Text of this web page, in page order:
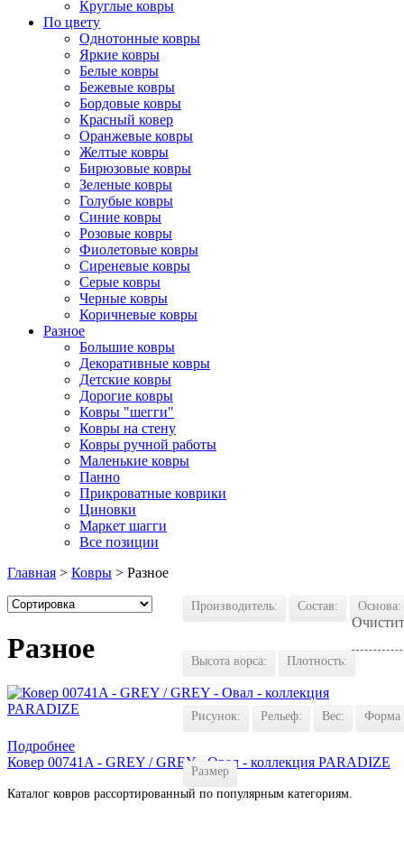
Круглые ковры
По цвету
Однотонные ковры
Яркие ковры
Белые ковры
Бежевые ковры
Бордовые ковры
Красный ковер
Оранжевые ковры
Желтые ковры
Бирюзовые ковры
Зеленые ковры
Голубые ковры
Синие ковры
Розовые ковры
Фиолетовые ковры
Сиреневые ковры
Серые ковры
Черные ковры
Коричневые ковры
Разное
Большие ковры
Декоративные ковры
Детские ковры
Дорогие ковры
Ковры "шегги"
Ковры на стену
Ковры ручной работы
Маленькие ковры
Панно
Прикроватные коврики
Циновки
Маркет шагги
Все позиции
Главная > Ковры > Разное
Производитель: Состав: Основа:
Высота ворса: Плотность:
Рисунок: Рельеф: Вес: Форма
Размер
Разное
Купить в 1 клик
Подробнее
Ковер 00741A - GREY / GREY - Овал - коллекция PARADIZE
Каталог ковров рассортированный по популярным категориям.